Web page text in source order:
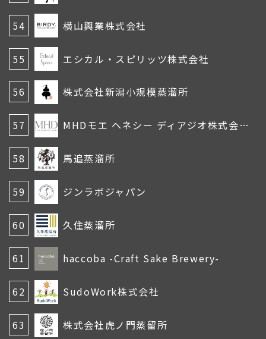
54 横山興業株式会社
55 エシカル・スピリッツ株式会社
56 株式会社新潟小規模蒸溜所
57 MHDモエ ヘネシー ディアジオ株式会社
58 馬追蒸溜所
59 ジンラボジャパン
60 久住蒸溜所
61 haccoba -Craft Sake Brewery-
62 SudoWork株式会社
63 株式会社虎ノ門蒸留所